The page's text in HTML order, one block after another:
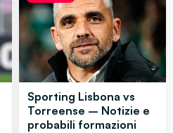
Sporting Lisbona vs
Torreense – Notizie e
probabili formazioni